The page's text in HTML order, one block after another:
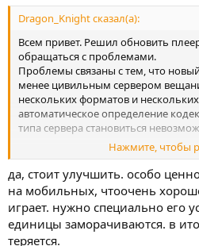
Dragon_Knight сказал(а):
Всем привет. Решил обновить
обращаться с проблемами.
Проблемы связаны с тем, что
менее цивильным сервером
нескольких форматов и
автоматическое определение
типа сервера становиться
Отсюда вопрос всем участникам
плеер, убрав оттуда
пользователю самому выбрать тип
Например:
Код:
Нажмите, чтобы
да, стоит улучшить. особо
на мобильных, чтоочень
играет. нужно специально его
единицы заморачиваются. в
теряется.